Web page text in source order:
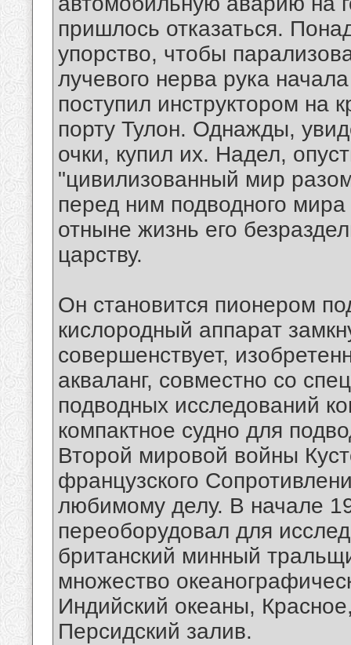
пришлось отказаться.
упорство, чтобы
лучевого нерва рука
поступил инструктором
порту Тулон. Однажды,
очки, купил их. Надел,
"цивилизованный мир
перед ним подводного
отныне жизнь его
царству.
Он становится пионером
кислородный аппарат
совершенствует,
акваланг, совместно со
подводных исследований
компактное судно для
Второй мировой войны
французского
любимому делу. В начале
переоборудовал для
британский минный
множество
Индийский океаны,
Персидский залив.